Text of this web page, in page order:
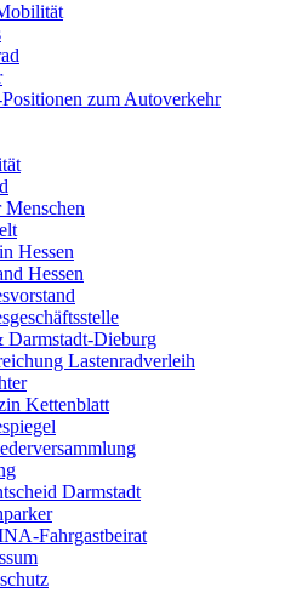
zum Autoverkehr
Hessen
Hessen
Darmstadt-Dieburg
Lastenradverleih
Kettenblatt
Darmstadt
Fahrgastbeirat